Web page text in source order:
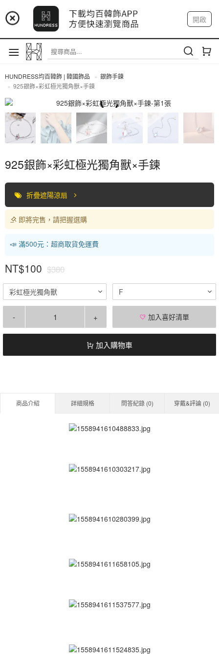
📢 市集預告：9/4-9/6 淡水捷運站
📢 市集預告：9/12-9/13 八里海巡基地
📢 市集預告：8/22-8/23 桃園青埔置地廣場
開啟
註冊 我的帳戶
HUNDRESS均百韓飾 | 韓國飾品
銀飾手鍊
925銀飾×彩虹極光獨角獸×手鍊
全部商品
925銀飾×彩虹極光獨角獸×手鍊
折疊遮陽涼扇
即將完售，請把握選購
📣 滿500元：超商取貨免運費
NT$100 $380
彩虹極光獨角獸 F
- + 加入喜好清單
加入購物車
商品介紹 詳細規格 問答紀錄 (0) 穿戴&評論 (0)